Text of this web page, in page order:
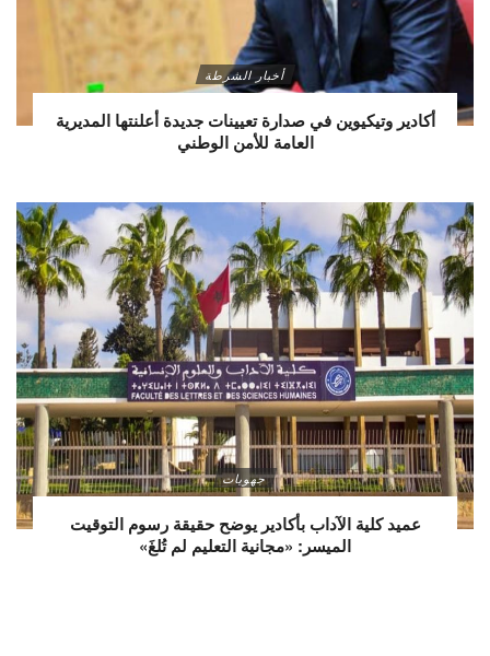
أخبار الشرطة
أكادير وتيكيوين في صدارة تعيينات جديدة أعلنتها المديرية
العامة للأمن الوطني
جهويات
عميد كلية الآداب بأكادير يوضح حقيقة رسوم التوقيت
الميسر: «مجانية التعليم لم تُلغَ»